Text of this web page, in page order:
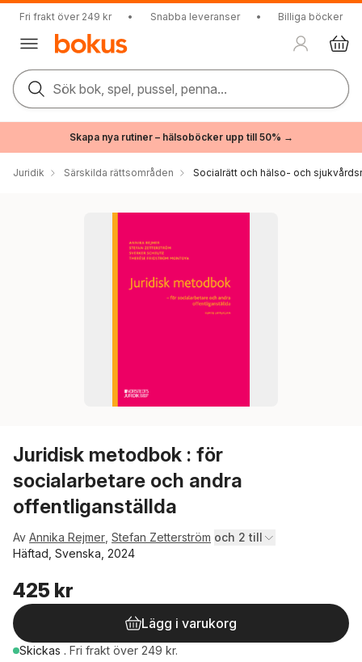
Fri frakt över 249 kr • Snabba leveranser • Billiga böcker
Sök bok, spel, pussel, penna...
Skapa nya rutiner – hälsoböcker upp till 50% →
Juridik Särskilda rättsområden Socialrätt och hälso- och
Juridisk metodbok : för
socialarbetare och andra
offentliganställda
Av Annika Rejmer Stefan Zetterström och 2 till
Häftad, Svenska, 2024
425 kr
Lägg i varukorg
Skickas . Fri frakt över 249 kr.